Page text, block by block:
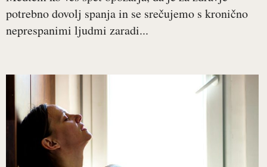
potrebno dovolj spanja in se srečujemo s kronično
neprespanimi ljudmi zaradi...